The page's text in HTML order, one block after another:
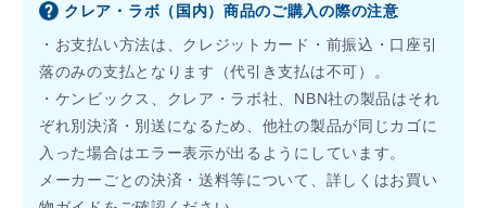
・マリヤ・クリニックの院長から処方があった方のみ
ご購入いただけます。
・商品によっては、院長に処方継続の確認が必要な場
合があります。
クレア・ラボ（国内）商品のご購入の際の注意
・お支払い方法は、クレジットカード・前振込・口座引
落のみの支払となります（代引き支払は不可）。
・ケンビックス、クレア・ラボ社、NBN社の製品はそれ
ぞれ別決済・別送になるため、他社の製品が同じカゴに
入った場合はエラー表示が出るようにしています。
メーカーごとの決済・送料等について、詳しくはお買い